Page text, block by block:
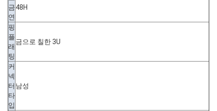
금
연
48H
핑
플
래
팅
금으로 칠한 3U
커
넥
터
타
입
남성